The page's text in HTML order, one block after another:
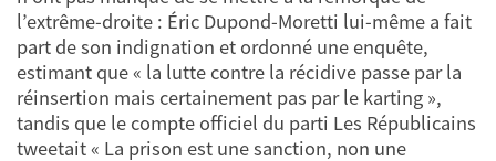
l’extrême-droite : Éric Dupond-Moretti lui-même a fait
part de son indignation et ordonné une enquête,
estimant que « la lutte contre la récidive passe par la
réinsertion mais certainement pas par le karting »,
tandis que le compte officiel du parti Les Républicains
tweetait « La prison est une sanction, non une